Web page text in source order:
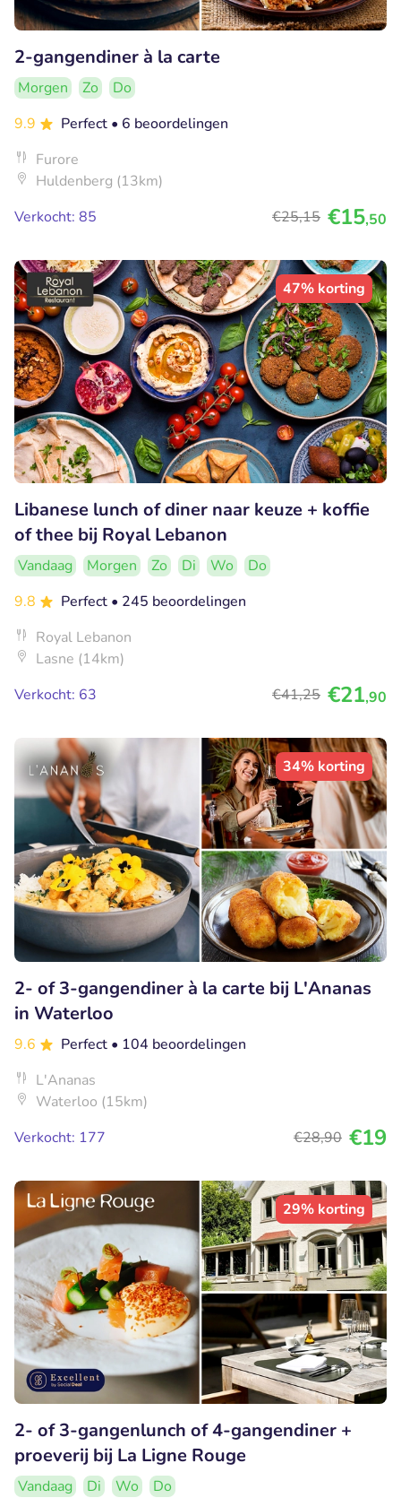
2-gangendiner à la carte
Morgen Zo
Do
9.9
Perfect • 6 beoordelingen
Furore
Huldenberg (13km)
Verkocht: 85
€25,15 €15,50
47% korting
Libanese lunch of diner naar keuze + koffie
of thee bij Royal Lebanon
Vandaag Morgen Zo Di Wo
Do
9.8
Perfect • 245 beoordelingen
Royal Lebanon
Lasne (14km)
Verkocht: 63
€41,25 €21,90
34% korting
2- of 3-gangendiner à la carte bij L'Ananas
in Waterloo
9.6 Perfect • 104 beoordelingen
L'Ananas
Waterloo (15km)
Verkocht: 177
€28,90 €19
29% korting
2- of 3-gangenlunch of 4-gangendiner +
proeverij bij La Ligne Rouge
Vandaag Di Wo
Do